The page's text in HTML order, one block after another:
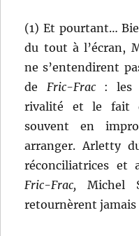
(1) Et pourtant…
du tout à l’écran,
ne s’entendirent
de Fric-Frac: les
rivalité et le fait
souvent en
arranger. Arletty
réconciliatrices et
Fric-Frac, Michel
retournèrent jamais